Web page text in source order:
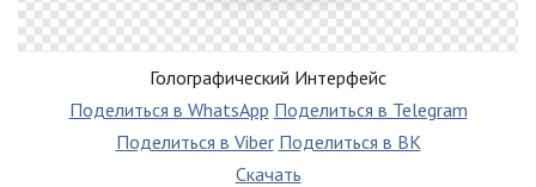
Голографический Интерфейс
Поделиться в WhatsApp Поделиться в Telegram
Поделиться в Viber Поделиться в ВК
Скачать